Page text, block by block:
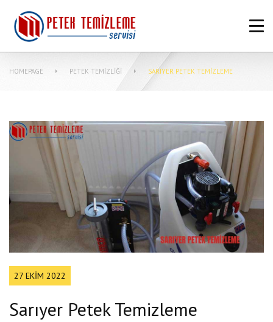
ANASAYFA
HAKKIMIZDA
PETEK TEMIZLEME FIYATLARI
YAPILIR?
MAKINASIZ PETEK TEMIZLEME
İLETIŞIM
HOMEPAGE PETEK TEMIZLIĞI SARIYER PETEK TEMIZLEME
27 EKIM 2022
Sarıyer Petek Temizleme